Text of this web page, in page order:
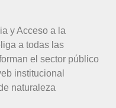
y Acceso a la
a todas las
el sector público
institucional
naturaleza